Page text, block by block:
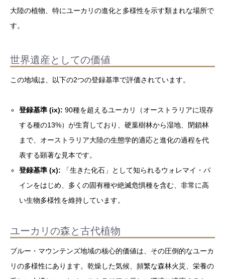
大陸の植物、特にユーカリの進化と多様性を示す類まれな場所で
す。
世界遺産としての価値
この地域は、以下の2つの登録基準で評価されています。
登録基準 (ix): 90種を超えるユーカリ（オーストラリアに現存
する種の13%）が生育しており、硬葉樹林から湿地、閉鎖林
まで、オーストラリア大陸の生態学的適応と進化の過程を代
表する顕著な見本です。
登録基準 (x): 「生きた化石」として知られるウォレマイ・パ
インをはじめ、多くの固有種や絶滅危惧種を含む、非常に高
い生物多様性を維持しています。
ユーカリの森と古代植物
ブルー・マウンテンズ地域の核心的価値は、その圧倒的なユーカ
リの多様性にあります。乾燥した気候、頻繁な森林火災、栄養の